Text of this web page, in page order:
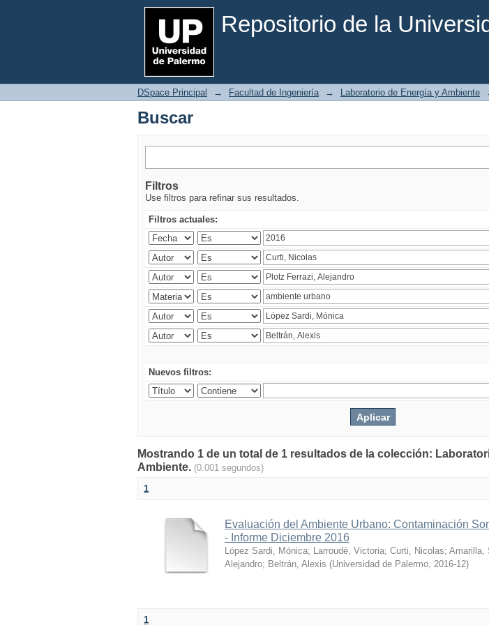
Repositorio de la
Buscar
DSpace Principal → Facultad de Ingeniería → Laboratorio de Energía y Ambiente
Buscar
Filtros
Use filtros para refinar sus resultados.
Filtros actuales:
Nuevos filtros:
Mostrando 1 de un total de 1 resultados de la colección:
Ambiente. (0.001 segundos)
1
Evaluación del Ambiente Urbano: Contaminación
- Informe Diciembre 2016
López Sardi, Mónica; Larroudé, Victoria; Curti, Nicolas; Amarilla,
Alejandro; Beltrán, Alexis (Universidad de Palermo, 2016-12)
1